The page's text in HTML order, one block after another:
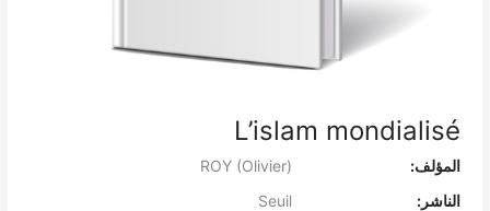
L’islam mondialisé
المؤلف:
الناشر:
Seuil